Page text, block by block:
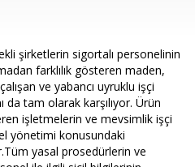
şirketlerin sigortalı personelinin
farklılık gösteren maden,
ve yabancı uyruklu işçi
da tam olarak karşılıyor. Ürün
işletmelerin ve mevsimlik işçi
yönetimi konusundaki
yasal prosedürlerin ve